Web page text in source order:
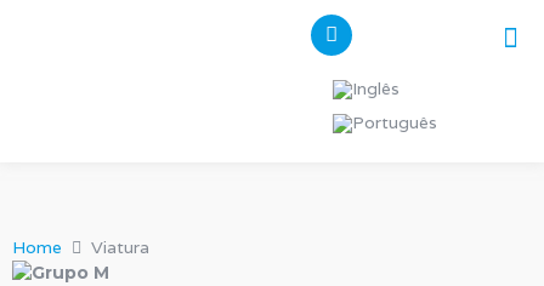
Home Viatura